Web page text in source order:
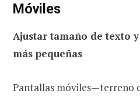
Móviles
Ajustar tamaño de texto
más pequeñas
Pantallas móviles—terreno